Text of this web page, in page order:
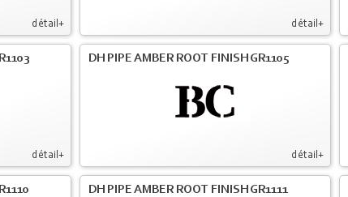
détail+ détail+
détail+ détail+
DH PIPE AMBER ROOT FINISH GR1105
DH PIPE AMBER ROOT FINISH GR1111